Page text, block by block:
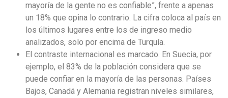
mayoría de la gente no es confiable”, frente a apenas
un 18% que opina lo contrario. La cifra coloca al país en
los últimos lugares entre los de ingreso medio
analizados, solo por encima de Turquía.
El contraste internacional es marcado. En Suecia, por
ejemplo, el 83% de la población considera que se
puede confiar en la mayoría de las personas. Países
Bajos, Canadá y Alemania registran niveles similares,